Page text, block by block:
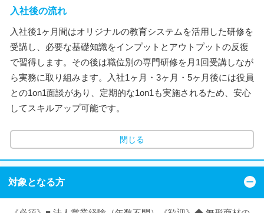
入社後の流れ
入社後1ヶ月間はオリジナルの教育システムを活用した研修を
受講し、必要な基礎知識をインプットとアウトプットの反復
で習得します。その後は職位別の専門研修を月1回受講しなが
ら実務に取り組みます。入社1ヶ月・3ヶ月・5ヶ月後には役員
との1on1面談があり、定期的な1on1も実施されるため、安心
してスキルアップ可能です。
閉じる
対象となる方